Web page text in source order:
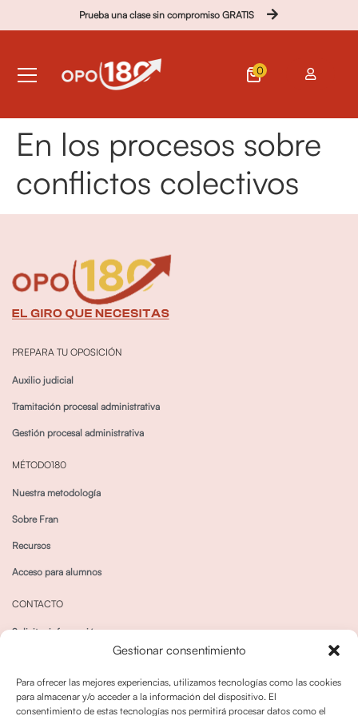
Gestionar consentimiento
Para ofrecer las mejores experiencias, utilizamos tecnologías como las cookies
para almacenar y/o acceder a la información del dispositivo. El
consentimiento de estas tecnologías nos permitirá procesar datos como el
Prueba una clase sin compromiso GRATIS
0
En los procesos sobre
conflictos colectivos
PREPARA TU OPOSICIÓN
Auxilio judicial
Tramitación procesal administrativa
Gestión procesal administrativa
MÉTODO180
Nuestra metodología
Sobre Fran
Recursos
Acceso para alumnos
CONTACTO
Solicitar información